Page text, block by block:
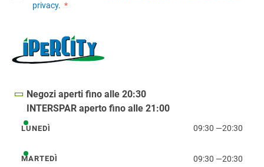
privacy. *
Negozi aperti fino alle 20:30
INTERSPAR aperto fino alle 21:00
lunedì
LUNEDÌ 09:30 —20:30
martedì
MARTEDÌ 09:30 —20:30